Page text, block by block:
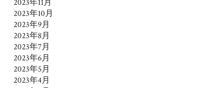
2023年11月
2023年10月
2023年9月
2023年8月
2023年7月
2023年6月
2023年5月
2023年4月